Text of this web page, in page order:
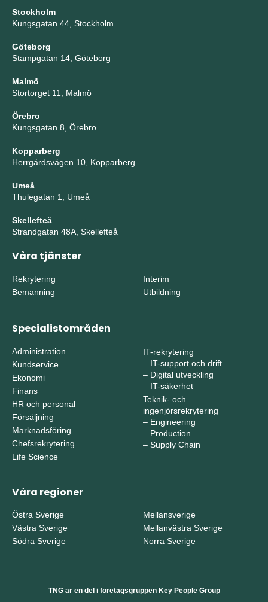
Stockholm
Kungsgatan 44, Stockholm
Göteborg
Stampgatan 14, Göteborg
Malmö
Stortorget 11, Malmö
Örebro
Kungsgatan 8, Örebro
Kopparberg
Herrgårdsvägen 10, Kopparberg
Umeå
Thulegatan 1, Umeå
Skellefteå
Strandgatan 48A, Skellefteå
Våra tjänster
Rekrytering
Bemanning
Interim
Utbildning
Specialistområden
Administration
Kundservice
Ekonomi
Finans
HR och personal
Försäljning
Marknadsföring
Chefsrekrytering
Life Science
IT-rekrytering
– IT-support och drift
– Digital utveckling
– IT-säkerhet
Teknik- och
ingenjörsrekrytering
– Engineering
– Production
– Supply Chain
Våra regioner
Östra Sverige
Västra Sverige
Södra Sverige
Mellansverige
Mellanvästra Sverige
Norra Sverige
TNG är en del i företagsgruppen Key People Group